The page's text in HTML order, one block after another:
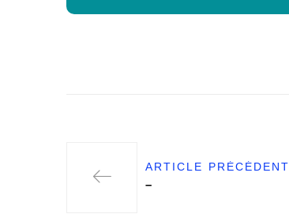
ARTICLE PRÉCÉDENT
–